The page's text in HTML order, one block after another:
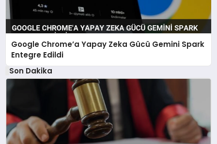
Google Chrome’a Yapay Zeka Gücü Gemini Spark
Entegre Edildi
Son Dakika